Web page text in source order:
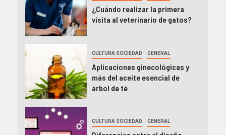
¿Cuándo realizar la primera
visita al veterinario de gatos?
CULTURA SOCIEDAD GENERAL
Aplicaciones ginecológicas y
más del aceite esencial de
árbol de té
CULTURA SOCIEDAD GENERAL